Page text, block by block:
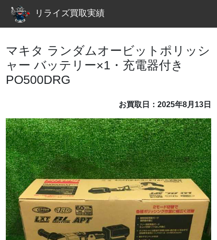
リライズ買取実績
マキタ ランダムオービットポリッシ
ャー バッテリー×1・充電器付き
PO500DRG
お買取日：2025年8月13日